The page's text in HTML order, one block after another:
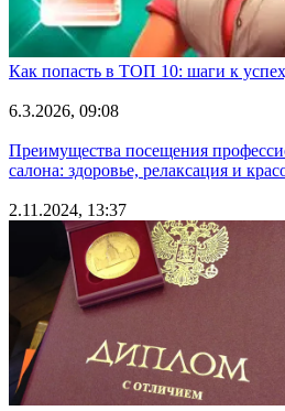
Как попасть в ТОП 10: шаги к
6.3.2026, 09:08
Преимущества посещения
салона: здоровье, релаксация и
2.11.2024, 13:37